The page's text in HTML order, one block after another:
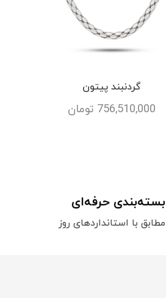
گردنبند پیتون
756,510,000 تومان
بسته‌بندی حرفه‌ای
مطابق با استانداردهای روز